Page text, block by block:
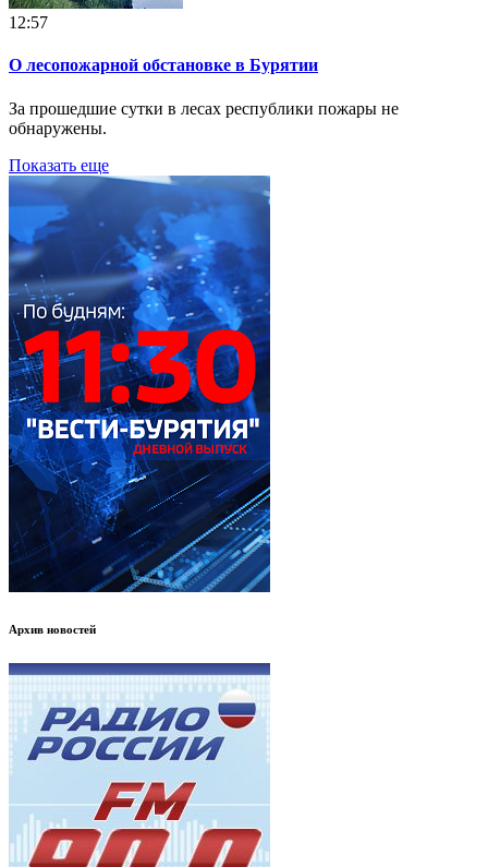
12:57
О лесопожарной обстановке в Бурятии
За прошедшие сутки в лесах республики пожары не
обнаружены.
Показать еще
Архив новостей